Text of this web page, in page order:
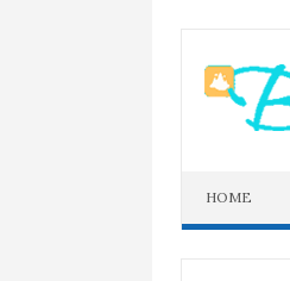
content
HOME